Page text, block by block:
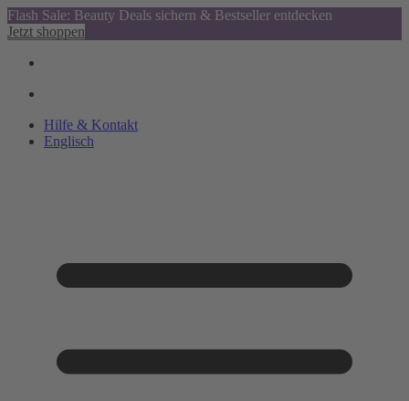
Flash Sale: Beauty Deals sichern & Bestseller entdecken
Jetzt shoppen
Hilfe & Kontakt
Englisch